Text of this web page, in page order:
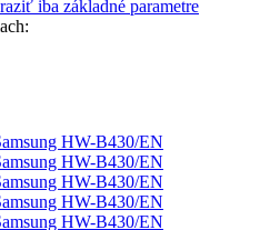
iba základné parametre